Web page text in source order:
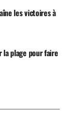
les victoires à
la plage pour faire